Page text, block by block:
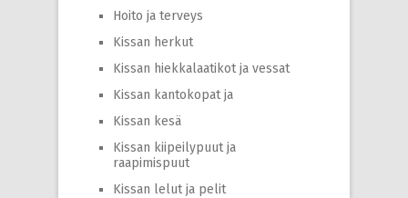
Hoito ja terveys
Kissan herkut
Kissan hiekkalaatikot ja vessat
Kissan kantokopat ja
Kissan kesä
Kissan kiipeilypuut ja
raapimispuut
Kissan lelut ja pelit